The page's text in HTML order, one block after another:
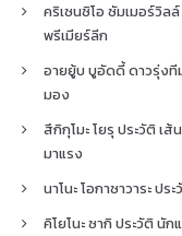
คริเซนซิโอ ซัมเมอร์วิล
พรีเมียร์ลีก
อายยู้บ บูอัดดี้ ดาวรุ่งที
มอง
สึกิกุโมะ โยรุ ประวัติ เ
มาแรง
นาโนะ โอกาซาวาระ ป
คิโยโนะ ซากิ ประวัติ